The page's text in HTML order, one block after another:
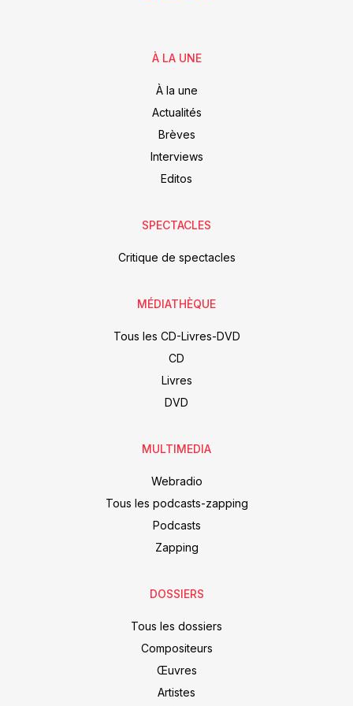
À LA UNE
À la une
Actualités
Brèves
Interviews
Editos
SPECTACLES
Critique de spectacles
MÉDIATHÈQUE
Tous les CD-Livres-DVD
CD
Livres
DVD
MULTIMEDIA
Webradio
Tous les podcasts-zapping
Podcasts
Zapping
DOSSIERS
Tous les dossiers
Compositeurs
Œuvres
Artistes